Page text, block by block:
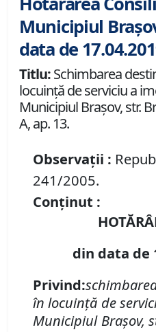
Municipiul
data de
Titlu:Schimbarea
locuinţă de serviciu a
Municipiul Braşov, str.
A, ap. 13.
Observații :
241/2005.
Conținut :
din data de
Privind:
în locuinţă de
Municipiul Braşov,